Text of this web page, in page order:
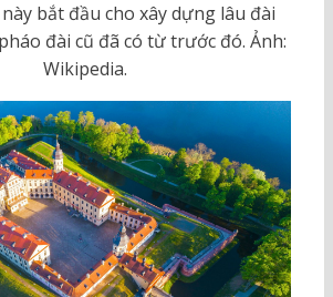
bắt đầu cho xây dựng lâu đài
đài cũ đã có từ trước đó. Ảnh:
Wikipedia.